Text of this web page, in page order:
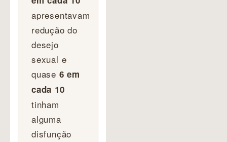
apresentavam
redução do
desejo
sexual e
quase 6 em
cada 10
tinham
alguma
disfunção